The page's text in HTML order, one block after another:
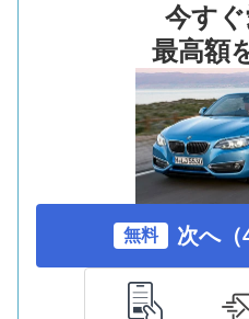
今す
最高額
無料 次へ（